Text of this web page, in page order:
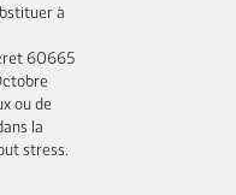
à
60665
ou de
la
stress.